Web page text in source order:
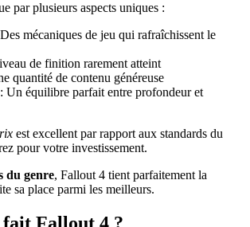
par plusieurs aspects uniques :
mécaniques de jeu qui rafraîchissent le
de finition rarement atteint
quantité de contenu généreuse
: Un équilibre parfait entre profondeur et
est excellent par rapport aux standards du
pour votre investissement.
du genre, Fallout 4 tient parfaitement la
sa place parmi les meilleurs.